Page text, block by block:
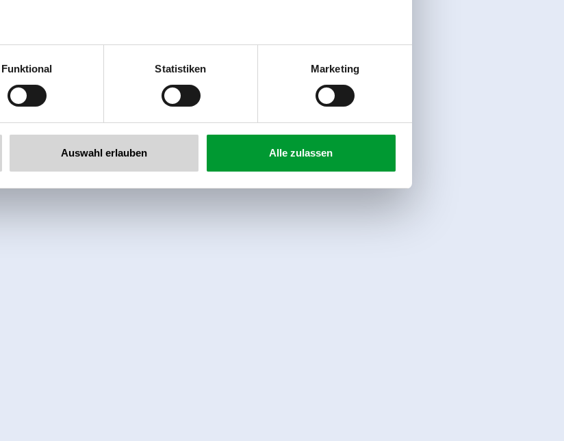
KG
Funktional Statistiken Marketing
Auswahl erlauben Alle zulassen